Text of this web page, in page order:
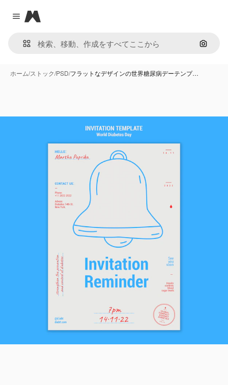
Close menu
Magnific
画像で
ホーム/ストック/PSD/フラットなデザインの世界糖尿病デーテンプ…